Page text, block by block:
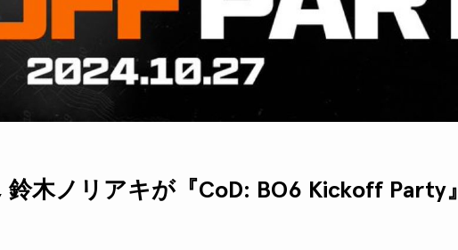
木ノリアキが『CoD: BO6 Kickoff Party』